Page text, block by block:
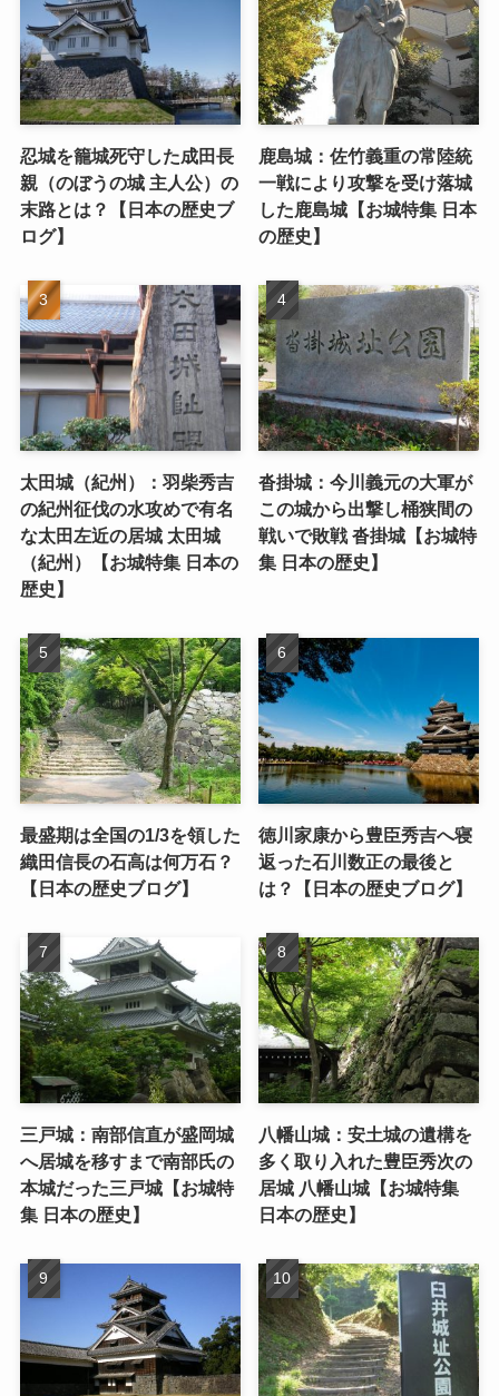
忍城を籠城死守した成田長
親（のぼうの城 主人公）の
末路とは？【日本の歴史ブ
ログ】
鹿島城：佐竹義重の常陸統
一戦により攻撃を受け落城
した鹿島城【お城特集 日本
の歴史】
太田城（紀州）：羽柴秀吉
の紀州征伐の水攻めで有名
な太田左近の居城 太田城
（紀州）【お城特集 日本の
歴史】
沓掛城：今川義元の大軍が
この城から出撃し桶狭間の
戦いで敗戦 沓掛城【お城特
集 日本の歴史】
最盛期は全国の1/3を領した
織田信長の石高は何万石？
【日本の歴史ブログ】
徳川家康から豊臣秀吉へ寝
返った石川数正の最後と
は？【日本の歴史ブログ】
三戸城：南部信直が盛岡城
へ居城を移すまで南部氏の
本城だった三戸城【お城特
集 日本の歴史】
八幡山城：安土城の遺構を
多く取り入れた豊臣秀次の
居城 八幡山城【お城特集
日本の歴史】